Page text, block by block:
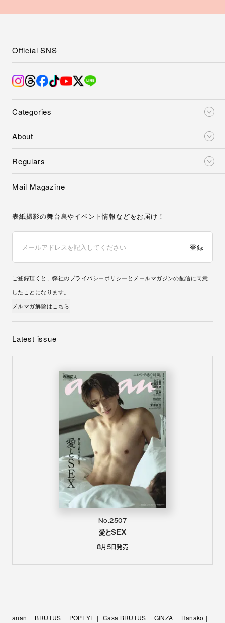
Categories
About
Regulars
Official SNS
Mail Magazine
表紙撮影の舞台裏やイベント情報などをお届け！
登録
ご登録頂くと、弊社のプライバシーポリシー とメールマガジンの配信に同意
したことになります。
メルマガ解除はこちら
Latest issue
No.2507
愛とSEX
8月5日発売
anan BRUTUS POPEYE Casa BRUTUS GINZA
Hanako